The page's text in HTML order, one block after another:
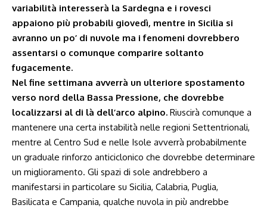
variabilità interesserà la Sardegna e i rovesci
appaiono più probabili giovedì, mentre in Sicilia si
avranno un po’ di nuvole ma i fenomeni dovrebbero
assentarsi o comunque comparire soltanto
fugacemente.
Nel fine settimana avverrà un ulteriore spostamento
verso nord della Bassa Pressione, che dovrebbe
localizzarsi al di là dell’arco alpino. Riuscirà comunque a
mantenere una certa instabilità nelle regioni Settentrionali,
mentre al Centro Sud e nelle Isole avverrà probabilmente
un graduale rinforzo anticiclonico che dovrebbe determinare
un miglioramento. Gli spazi di sole andrebbero a
manifestarsi in particolare su Sicilia, Calabria, Puglia,
Basilicata e Campania, qualche nuvola in più andrebbe